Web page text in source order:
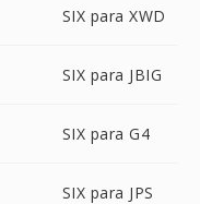
SIX para XWD
SIX para JBIG
SIX para G4
SIX para JPS